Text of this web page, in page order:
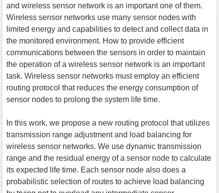
and wireless sensor network is an important one of them.
Wireless sensor networks use many sensor nodes with
limited energy and capabilities to detect and collect data in
the monitored environment. How to provide efficient
communications between the sensors in order to maintain
the operation of a wireless sensor network is an important
task. Wireless sensor networks must employ an efficient
routing protocol that reduces the energy consumption of
sensor nodes to prolong the system life time.
In this work, we propose a new routing protocol that utilizes
transmission range adjustment and load balancing for
wireless sensor networks. We use dynamic transmission
range and the residual energy of a sensor node to calculate
its expected life time. Each sensor node also does a
probabilistic selection of routes to achieve load balancing